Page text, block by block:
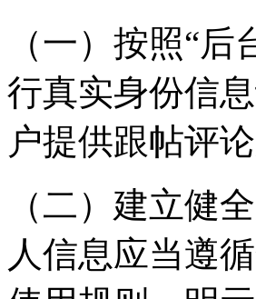
（一）按照“
行真实身份信
户提供跟帖评论
（二）建立健
人信息应当遵